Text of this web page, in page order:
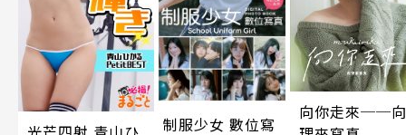
制服少女 數位寫
向你走來──向